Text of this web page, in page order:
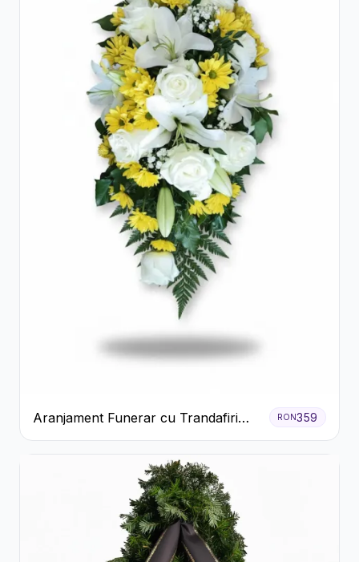
Aranjament Funerar cu Trandafiri
Albi Crizanteme Galbene și Crini
RON359